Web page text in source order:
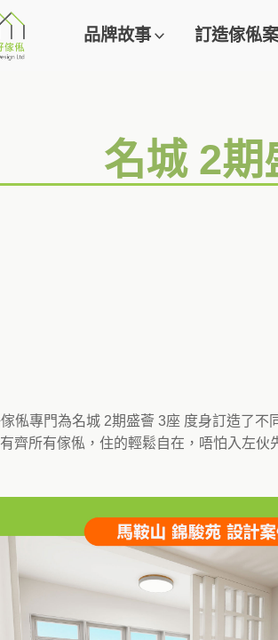
品牌故事 訂造傢俬
名城 2期
俬專門為名城 2期盛薈 3座 度身訂造了
有齊所有傢俬，住的輕鬆自在，唔怕入左